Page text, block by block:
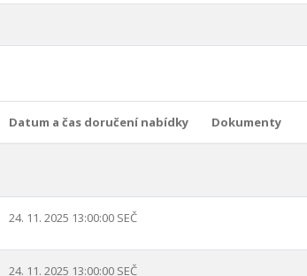
Datum a čas doručení nabídky Dokumenty
24. 11. 2025 13:00:00 SEČ
24. 11. 2025 13:00:00 SEČ